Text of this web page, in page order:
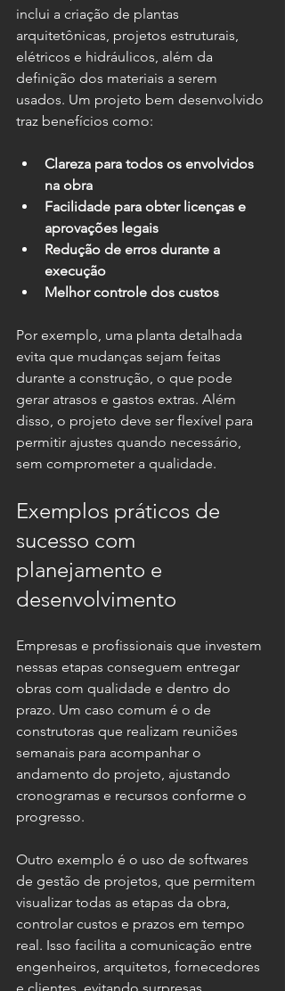
inclui a criação de plantas
arquitetônicas, projetos estruturais,
elétricos e hidráulicos, além da
definição dos materiais a serem
usados. Um projeto bem desenvolvido
traz benefícios como:
Clareza para todos os envolvidos
na obra
Facilidade para obter licenças e
aprovações legais
Redução de erros durante a
execução
Melhor controle dos custos
Por exemplo, uma planta detalhada
evita que mudanças sejam feitas
durante a construção, o que pode
gerar atrasos e gastos extras. Além
disso, o projeto deve ser flexível para
permitir ajustes quando necessário,
sem comprometer a qualidade.
Exemplos práticos de
sucesso com
planejamento e
desenvolvimento
Empresas e profissionais que investem
nessas etapas conseguem entregar
obras com qualidade e dentro do
prazo. Um caso comum é o de
construtoras que realizam reuniões
semanais para acompanhar o
andamento do projeto, ajustando
cronogramas e recursos conforme o
progresso.
Outro exemplo é o uso de softwares
de gestão de projetos, que permitem
visualizar todas as etapas da obra,
controlar custos e prazos em tempo
real. Isso facilita a comunicação entre
engenheiros, arquitetos, fornecedores